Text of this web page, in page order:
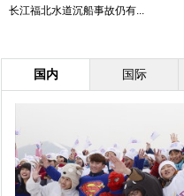
长江福北水道沉船事故仍有...
国内 国际